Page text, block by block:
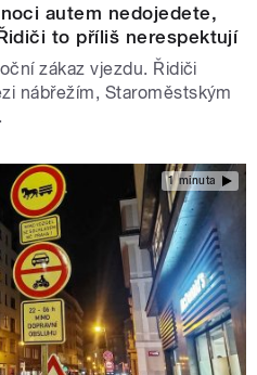
autem nedojedete,
to příliš nerespektují
zákaz vjezdu. Řidiči
nábřežím, Staroměstským
1 minuta